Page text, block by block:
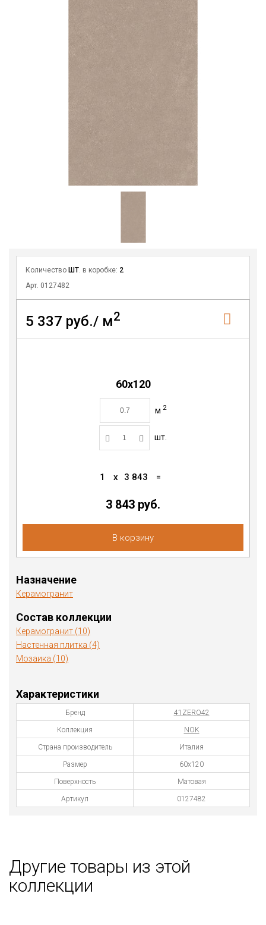
Количество ШТ . в коробке: 2
Арт. 0127482
5 337 руб./ м2
60x120
м 2
шт.
1 x 3 843 =
3 843 руб.
В корзину
Назначение
Керамогранит
Состав коллекции
Керамогранит (10)
Настенная плитка (4)
Мозаика (10)
Характеристики
Бренд 41ZERO42
Коллекция NOK
Страна производитель Италия
Размер 60x120
Поверхность Матовая
Артикул 0127482
Другие товары из этой
коллекции